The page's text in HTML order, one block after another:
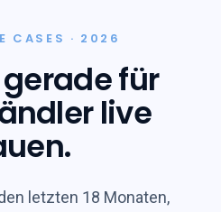
CASES · 2026
für
live
letzten 18 Monaten,